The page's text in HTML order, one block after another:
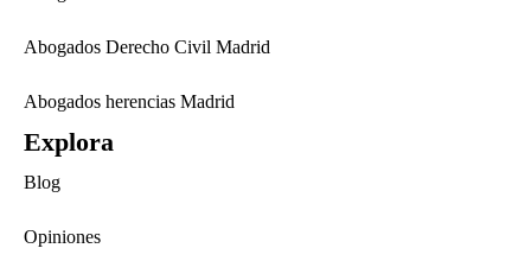
Abogados Derecho Civil Madrid
Abogados herencias Madrid
Explora
Blog
Opiniones